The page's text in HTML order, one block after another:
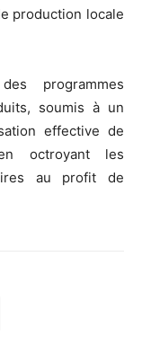
production locale
programmes
soumis à un
effective de
octroyant les
au profit de